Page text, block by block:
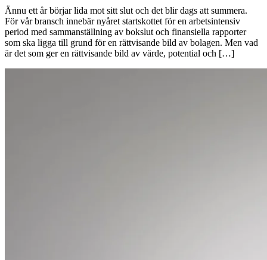
Ännu ett år börjar lida mot sitt slut och det blir dags att summera.
För vår bransch innebär nyåret startskottet för en arbetsintensiv
period med sammanställning av bokslut och finansiella rapporter
som ska ligga till grund för en rättvisande bild av bolagen. Men vad
är det som ger en rättvisande bild av värde, potential och […]